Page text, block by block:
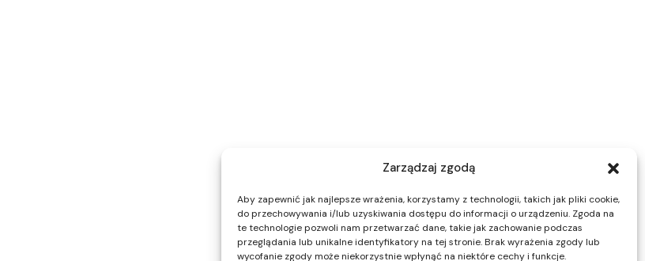
Zarządzaj zgodą
Aby zapewnić jak najlepsze wrażenia, korzystamy z technologii, takich jak pliki cookie,
do przechowywania i/lub uzyskiwania dostępu do informacji o urządzeniu. Zgoda na
te technologie pozwoli nam przetwarzać dane, takie jak zachowanie podczas
przeglądania lub unikalne identyfikatory na tej stronie. Brak wyrażenia zgody lub
wycofanie zgody może niekorzystnie wpłynąć na niektóre cechy i funkcje.